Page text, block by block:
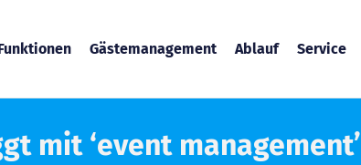
Gästemanagement Ablauf Service
mit ‘event management’